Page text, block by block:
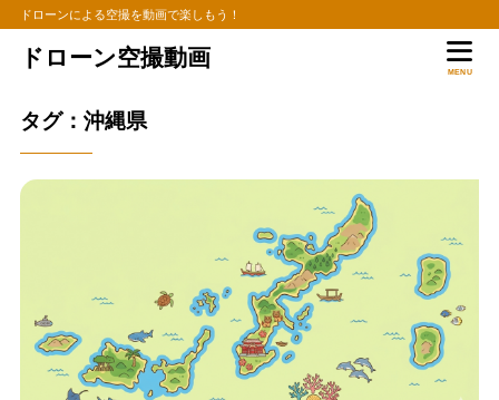
ドローンによる空撮を動画で楽しもう！
ドローン空撮動画
MENU
タグ：沖縄県